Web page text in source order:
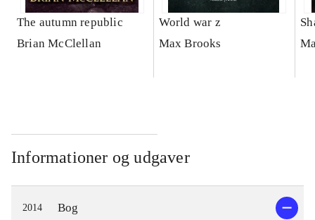
The autumn republic
Brian McClellan
World war z
Max Brooks
Informationer og udgaver
2014 Bog